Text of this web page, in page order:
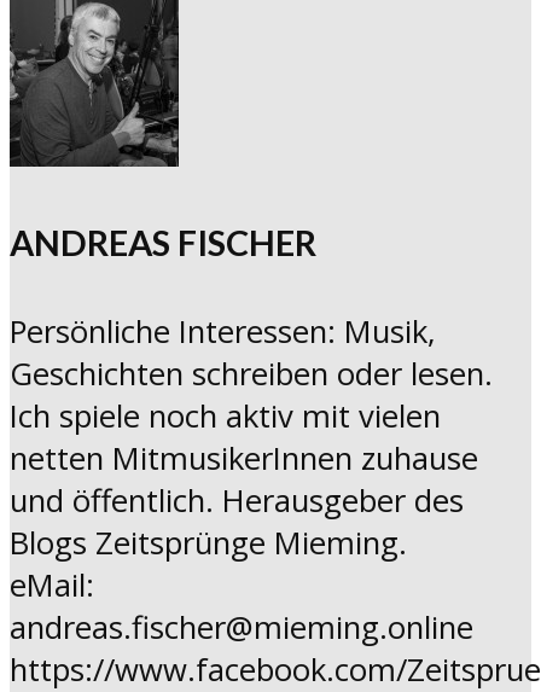
ANDREAS FISCHER
Persönliche Interessen: Musik,
Geschichten schreiben oder lesen.
Ich spiele noch aktiv mit vielen
netten MitmusikerInnen zuhause
und öffentlich. Herausgeber des
Blogs Zeitsprünge Mieming.
eMail:
andreas.fischer@mieming.online
https://www.facebook.com/